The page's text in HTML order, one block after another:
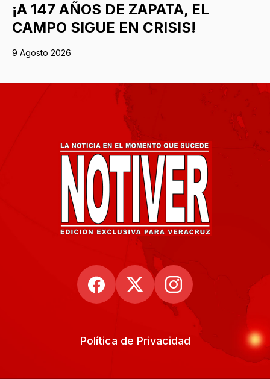
¡A 147 AÑOS DE ZAPATA, EL
CAMPO SIGUE EN CRISIS!
9 Agosto 2026
Política de Privacidad